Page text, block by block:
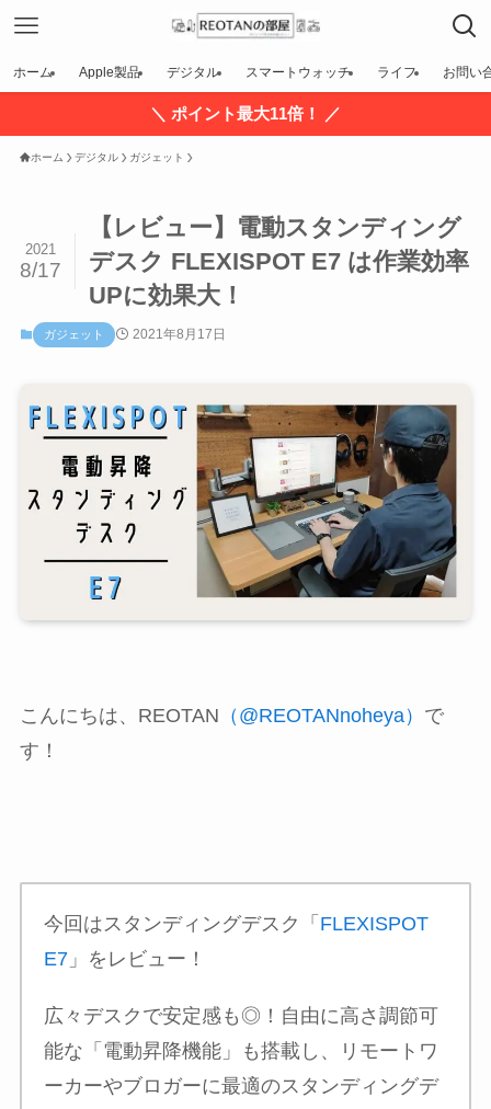
ホーム Apple製品 デジタル スマートウォッチ ライフ お問い
＼ ポイント最大11倍！ ／
ホーム デジタル ガジェット
【レビュー】電動スタンディング
デスク FLEXISPOT E7 は作業効率
UPに効果大！
2021
8/17
ガジェット 2021年8月17日
こんにちは、REOTAN （@REOTANnoheya） で
す！
今回はスタンディングデスク「 FLEXISPOT
E7」をレビュー！
広々デスクで安定感も◎！自由に高さ調節可
能な「電動昇降機能」も搭載し、リモートワ
ーカーやブロガーに最適のスタンディングデ